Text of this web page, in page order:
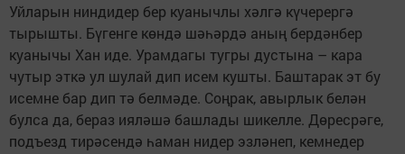
Уйларын ниндидер бер куанычлы хәлгә күчерергә
тырышты. Бүгенге көндә шәһәрдә аның бердәнбер
куанычы Хан иде. Урамдагы тугры дустына – кара
чутыр эткә ул шулай дип исем кушты. Баштарак эт бу
исемне бар дип тә белмәде. Соңрак, авырлык белән
булса да, бераз ияләшә башлады шикелле. Дөресрәге,
подъезд тирәсендә һаман нидер эзләнеп, кемнедер